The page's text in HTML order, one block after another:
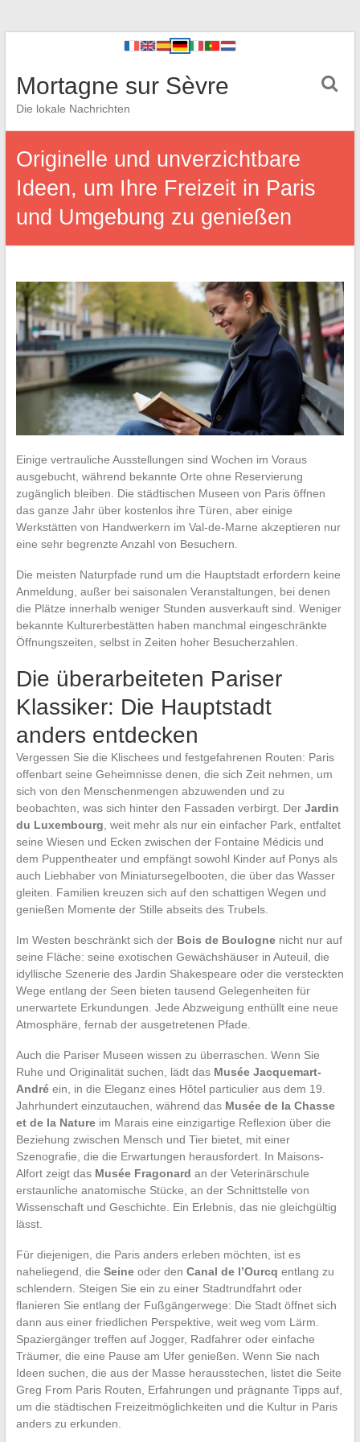
Mortagne sur Sèvre
Die lokale Nachrichten
Originelle und unverzichtbare
Ideen, um Ihre Freizeit in Paris
und Umgebung zu genießen
Einige vertrauliche Ausstellungen sind Wochen im Voraus
ausgebucht, während bekannte Orte ohne Reservierung
zugänglich bleiben. Die städtischen Museen von Paris öffnen
das ganze Jahr über kostenlos ihre Türen, aber einige
Werkstätten von Handwerkern im Val-de-Marne akzeptieren nur
eine sehr begrenzte Anzahl von Besuchern.
Die meisten Naturpfade rund um die Hauptstadt erfordern keine
Anmeldung, außer bei saisonalen Veranstaltungen, bei denen
die Plätze innerhalb weniger Stunden ausverkauft sind. Weniger
bekannte Kulturerbestätten haben manchmal eingeschränkte
Öffnungszeiten, selbst in Zeiten hoher Besucherzahlen.
Die überarbeiteten Pariser
Klassiker: Die Hauptstadt
anders entdecken
Vergessen Sie die Klischees und festgefahrenen Routen: Paris
offenbart seine Geheimnisse denen, die sich Zeit nehmen, um
sich von den Menschenmengen abzuwenden und zu
beobachten, was sich hinter den Fassaden verbirgt. Der Jardin
du Luxembourg , weit mehr als nur ein einfacher Park, entfaltet
seine Wiesen und Ecken zwischen der Fontaine Médicis und
dem Puppentheater und empfängt sowohl Kinder auf Ponys als
auch Liebhaber von Miniatursegelbooten, die über das Wasser
gleiten. Familien kreuzen sich auf den schattigen Wegen und
genießen Momente der Stille abseits des Trubels.
Im Westen beschränkt sich der Bois de Boulognenicht nur auf
seine Fläche: seine exotischen Gewächshäuser in Auteuil, die
idyllische Szenerie des Jardin Shakespeare oder die versteckten
Wege entlang der Seen bieten tausend Gelegenheiten für
unerwartete Erkundungen. Jede Abzweigung enthüllt eine neue
Atmosphäre, fernab der ausgetretenen Pfade.
Auch die Pariser Museen wissen zu überraschen. Wenn Sie
Ruhe und Originalität suchen, lädt das Musée Jacquemart-
Andréein, in die Eleganz eines Hôtel particulier aus dem 19.
Jahrhundert einzutauchen, während das Musée de la Chasse
et de la Natureim Marais eine einzigartige Reflexion über die
Beziehung zwischen Mensch und Tier bietet, mit einer
Szenografie, die die Erwartungen herausfordert. In Maisons-
Alfort zeigt das Musée Fragonard an der Veterinärschule
erstaunliche anatomische Stücke, an der Schnittstelle von
Wissenschaft und Geschichte. Ein Erlebnis, das nie gleichgültig
lässt.
Für diejenigen, die Paris anders erleben möchten, ist es
naheliegend, die Seineoder den Canal de l’Ourcq entlang zu
schlendern. Steigen Sie ein zu einer Stadtrundfahrt oder
flanieren Sie entlang der Fußgängerwege: Die Stadt öffnet sich
dann aus einer friedlichen Perspektive, weit weg vom Lärm.
Spaziergänger treffen auf Jogger, Radfahrer oder einfache
Träumer, die eine Pause am Ufer genießen. Wenn Sie nach
Ideen suchen, die aus der Masse herausstechen, listet die Seite
Greg From Paris Routen, Erfahrungen und prägnante Tipps auf,
um die städtischen Freizeitmöglichkeiten und die Kultur in Paris
anders zu erkunden.